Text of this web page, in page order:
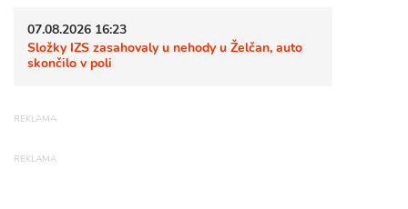
07.08.2026 16:23
Složky IZS zasahovaly u nehody u Želčan, auto
skončilo v poli